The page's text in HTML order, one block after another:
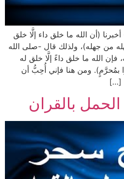
(أن الله ما خلق داء إلَّا خلق
من جهله)، ولذلك قال -صلى الله
فإن الله ما خلق داءً إلَّا خلق له
بمُحرَّمٍ). ومن هنا فإني أُحِبُّ أن
[…]
بالقران